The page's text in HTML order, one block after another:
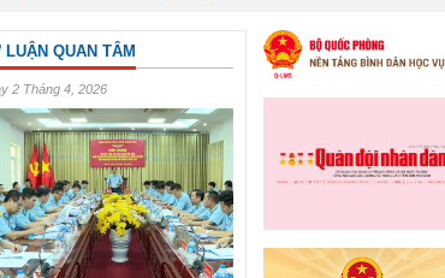
LUẬN QUAN TÂM
2 Tháng 4, 2026